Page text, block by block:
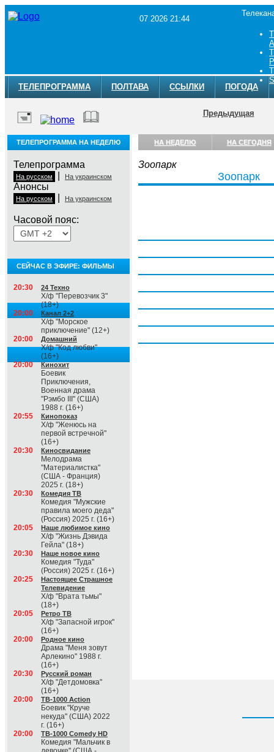
07 2026 21:44
ТЕЛЕПРОГРАММА ПОЛТАВА ССЫЛКИ ПОГОДА
Предыдущая
ТЕЛЕПРОГРАММА НА НЕДЕЛЮ
Телепрограмма
На русском На украинском
Анонсы
На русском На украинском
Часовой пояс:
СЕЙЧАС В ЭФИРЕ: ФИЛЬМЫ
20:30 24 Техно
Х/ф "Перевозчик 3"
(18+)
20:00
Канал 2+2
Х/ф "Морское
приключение" (12+)
20:00
Домашний
Х/ф "Код любви"
(16+)
20:00
Кинохит
Боевик
Приключения,
Военная драма
"Рэмбо III" (США)
1988 г. (16+)
20:55
Кинопоказ
Х/ф "Женюсь на
первой встречной"
(16+)
20:30
Киносвидание
Мелодрама
"Материалистка"
(США - Франция)
2025 г. (18+)
20:30
Комедия ТВ
Комедия "Мужские
правила моего деда"
(Россия) 2025 г. (16+)
20:05
Наше любимое кино
Х/ф "Жизнь Дэвида
Гейла" (18+)
20:30
Наше новое кино
Комедия "Туда"
(Россия) 2025 г. (16+)
20:25
Настоящее Страшное
Телевидение
Х/ф "Врата тьмы"
(18+)
20:05
Ретро ТВ
Х/ф "Запасной игрок"
(16+)
20:00
Родное кино
Драма "Меня зовут
Арлекино" 1988 г.
(16+)
20:30
Русский роман
Х/ф "Детдомовка"
(16+)
20:00
ТВ-1000 Action
Боевик "Круче
некуда" (США) 2022
г. (16+)
20:00
ТВ-1000 Comedy HD
Комедия "Мальчик в
НА НЕДЕЛЮ НА СЕГОДНЯ
Зоопарк
Зоопарк